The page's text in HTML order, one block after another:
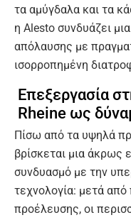
τα αμύγδαλα και τα
η Alesto συνδυάζει
απόλαυσης με
ισορροπημένη
Επεξεργασία
Rheine ως
Πίσω από τα υψηλά
βρίσκεται μια άκρως
συνδυασμό με την
τεχνολογία: μετά
προέλευσης, οι